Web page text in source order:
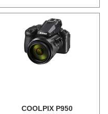
COOLPIX P950